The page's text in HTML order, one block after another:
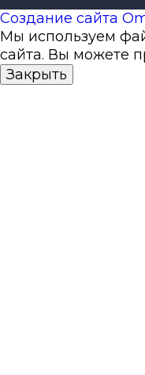
Создание сайта
Мы используем
сайта. Вы можете
Закрыть